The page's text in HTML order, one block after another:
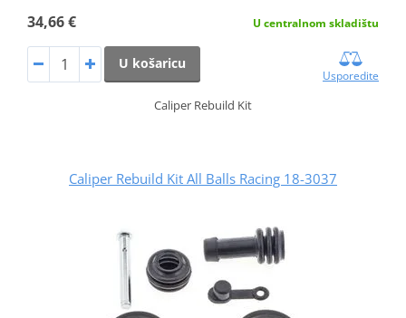
34,66 € U centralnom skladištu
U košaricu
Usporedite
Caliper Rebuild Kit
Caliper Rebuild Kit All Balls Racing 18-3037